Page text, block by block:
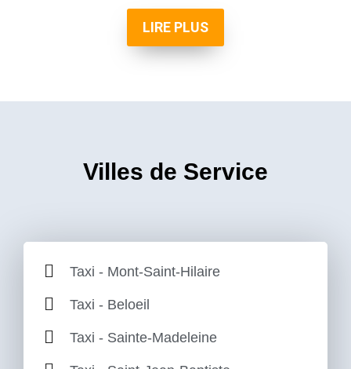
LIRE PLUS
Villes de Service
Taxi - Mont-Saint-Hilaire
Taxi - Beloeil
Taxi - Sainte-Madeleine